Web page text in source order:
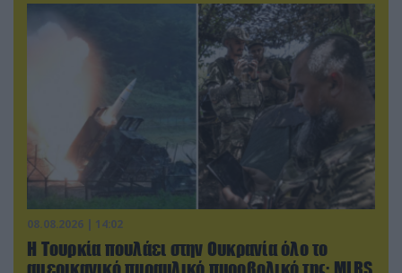
08.08.2026 | 14:02
Η Τουρκία πουλάει στην Ουκρανία όλο το
αμερικανικό πυραυλικό πυροβολικό της: MLRS